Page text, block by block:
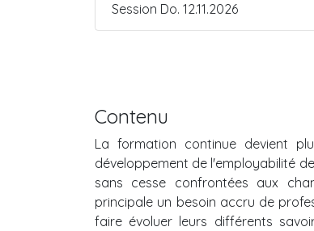
Session Do. 12.11.2026
Contenu
La formation continue devient
développement de l'employabilité
sans cesse confrontées aux
principale un besoin accru de
faire évoluer leurs différents